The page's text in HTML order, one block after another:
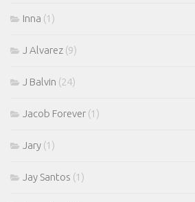
Inna (1)
J Alvarez (9)
J Balvin (24)
Jacob Forever (1)
Jary (1)
Jay Santos (1)